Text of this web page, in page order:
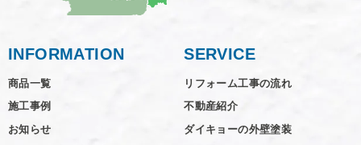
INFORMATION
商品一覧
施工事例
お知らせ
SERVICE
リフォーム工事の流れ
不動産紹介
ダイキョーの外壁塗装